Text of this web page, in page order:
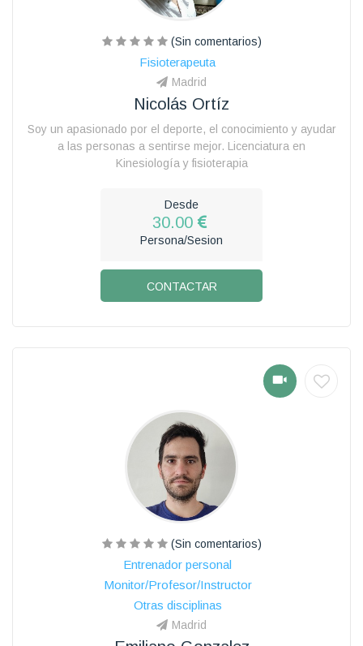
(Sin comentarios)
Fisioterapeuta
Madrid
Nicolás Ortíz
Soy un apasionado por el deporte, el conocimiento y ayudar
a las personas a sentirse mejor. Licenciatura en
Kinesiología y fisioterapia
Desde
30.00
Persona/Sesion
CONTACTAR
(Sin comentarios)
Entrenador personal
Monitor/Profesor/Instructor
Otras disciplinas
Madrid